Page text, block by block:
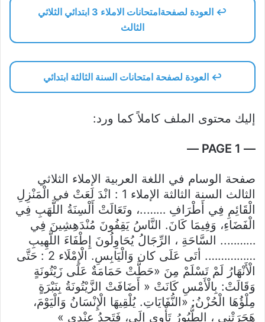
↩️ العودة لصفحةامتحانات الاملاء 3 ابتدائي الثلاثي
الثالث
↩️ العودة لصفحة امتحانات السنة الثالثة ابتدائي
إليك محتوى الملف كاملاً كما ورد:
— PAGE 1 —
صفحة الوسام في اللغة العربية الإملاء الثلاثي
الثالث السنة الثالثة الإملاء 1 : انْدَ لَعَتْ في الْمَنْزِلِ
الْقَائِمِ فِي أَطْرَافِ ……..، وتَعَالَتْ أَلْسِنَةُ اللَّهَبِ فِي
الْفَضَاءِ، وَفِيمَا كَانَ. النَّاسُ يَقِفُونَ مُنْدَهِشِينَ فِي
……….. السَّاحَةِ ، الرِّجَالُ يُحَاوِلُونَ إِطْفَاءَ اللَّهِيبِ
……………. أتَى عَلَى كان وَالْيَابِسِ. الْإِمْلَاء 2 : حَتَّى
الْأَنْهَارُ لَمْ تَسْلَمْ مِنَ «حَطَّتْ حَمَامَةٌ عَلَى زَيْتُونَةٍ
وَقَالَتْ: بِالْأَمْسِ كَانَتْ « أَضَافَتْ الزَّيْتُونَةُ بِنَبْرَةٍ
مِلْؤُهَا الْحُزْنُ: «النُّفَايَاتِ. يُلْقِيهَا الْإِنْسَانُ وَالْيَوْمَ،
هَجَرَتْنِي ، الطُّيُورُ تَأْوِي إِلَى، فَتَجِدُ عِنْدِي »